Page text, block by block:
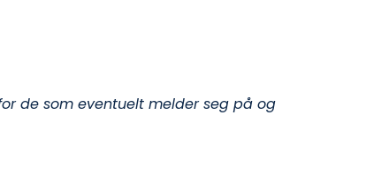
de som eventuelt melder seg på og